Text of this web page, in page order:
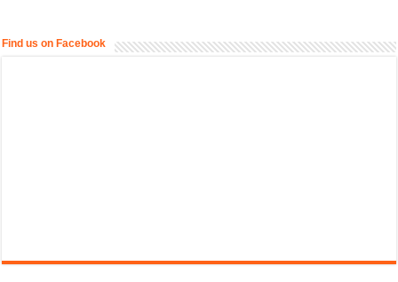
Find us on Facebook